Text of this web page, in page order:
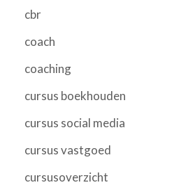
cbr
coach
coaching
cursus boekhouden
cursus social media
cursus vastgoed
cursusoverzicht